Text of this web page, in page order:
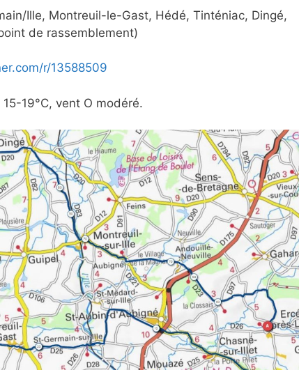
Ille, Montreuil-le-Gast, Hédé, Tinténiac, Dingé,
de rassemblement)
r/13588509
19°C, vent O modéré.